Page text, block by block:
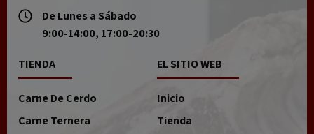
De Lunes a Sábado
9:00-14:00, 17:00-20:30
TIENDA
Carne De Cerdo
Carne Ternera
EL SITIO WEB
Inicio
Tienda